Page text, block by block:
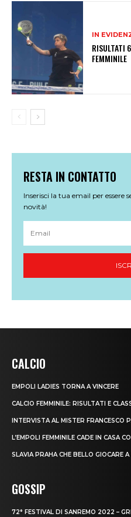
CALCIO
EMPOLI LADIES TORNA A VINCERE
CALCIO FEMMINILE: RISULTATI E
INTERVISTA AL MISTER FRANCESCO
L’EMPOLI FEMMINILE CADE IN CASA
SLAVIA PRAHA CHE BELLO GIOCARE A
GOSSIP
72° FESTIVAL DI SANREMO 2022 –